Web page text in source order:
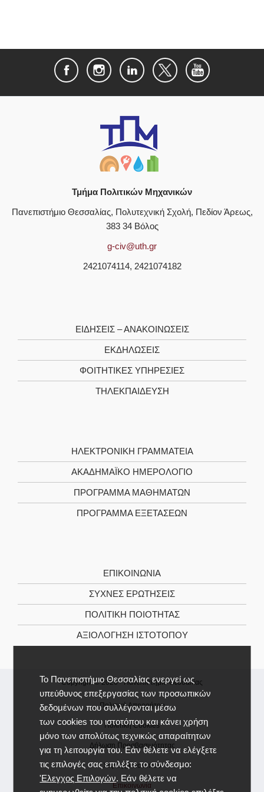
Το Πανεπιστήμιο Θεσσαλίας ενεργεί ως
υπεύθυνος επεξεργασίας των προσωπικών
δεδομένων που συλλέγονται μέσω
των cookies του ιστοτόπου και κάνει χρήση
μόνο των απολύτως τεχνικώς απαραίτητων
για τη λειτουργία του. Εάν θέλετε να ελέγξετε
τις επιλογές σας επιλέξτε το σύνδεσμο:
'Ελεγχος Επιλογών. Εάν θέλετε να
Τμήμα Πολιτικών Μηχανικών
Πανεπιστήμιο Θεσσαλίας, Πολυτεχνική Σχολή, Πεδίον Άρεως,
383 34 Βόλος
g-civ@uth.gr
2421074114, 2421074182
ΕΙΔΗΣΕΙΣ – ΑΝΑΚΟΙΝΩΣΕΙΣ
ΕΚΔΗΛΩΣΕΙΣ
ΦΟΙΤΗΤΙΚΈΣ ΥΠΗΡΕΣΊΕΣ
ΤΗΛΕΚΠΑΊΔΕΥΣΗ
ΗΛΕΚΤΡΟΝΙΚΉ ΓΡΑΜΜΑΤΕΊΑ
ΑΚΑΔΗΜΑΪΚΌ ΗΜΕΡΟΛΌΓΙΟ
ΠΡΌΓΡΑΜΜΑ ΜΑΘΗΜΆΤΩΝ
ΠΡΌΓΡΑΜΜΑ ΕΞΕΤΆΣΕΩΝ
ΕΠΙΚΟΙΝΩΝΊΑ
ΣΥΧΝΕΣ ΕΡΩΤΗΣΕΙΣ
ΠΟΛΙΤΙΚΉ ΠΟΙΌΤΗΤΑΣ
ΑΞΙΟΛΌΓΗΣΗ ΙΣΤΌΤΟΠΟΥ
Copyright © 2026 -Πανεπιστήμιο Θεσσαλίας
Πολιτική Απορρήτου
Πολιτική Cookies
Δήλωση Προσβασιμότητας
Χάρτης Ιστοτόπου
Επικοινωνία